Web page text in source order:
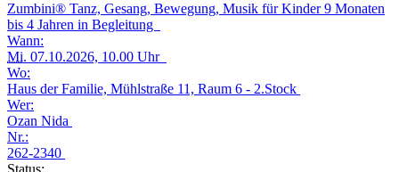
Zumbini® Tanz, Gesang, Bewegung, Musik für Kinder 9 Monaten
bis 4 Jahren in Begleitung
Wann:
Mi. 07.10.2026, 10.00 Uhr
Wo:
Haus der Familie, Mühlstraße 11, Raum 6 - 2.Stock
Wer:
Ozan Nida
Nr.:
262-2340
Status: